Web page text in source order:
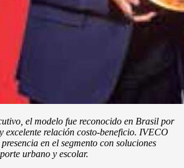
el modelo fue reconocido en Brasil por
excelente relación costo-beneficio. IVECO
en el segmento con soluciones
urbano y escolar.